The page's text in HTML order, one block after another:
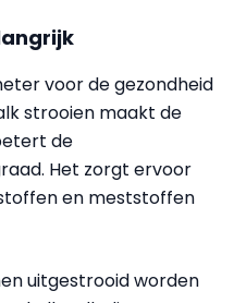
voor de gezondheid
strooien maakt de
de
Het zorgt ervoor
en meststoffen
uitgestrooid worden